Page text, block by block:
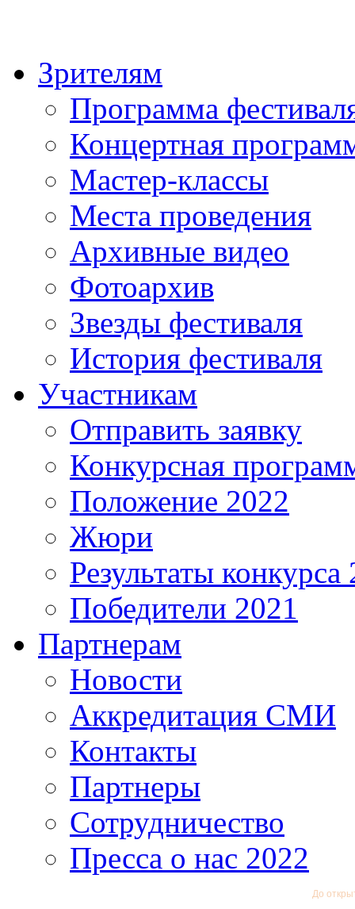
Зрителям
Программа
Концертная
Мастер-классы
Места проведения
Архивные видео
Фотоархив
Звезды фестиваля
История фестиваля
Участникам
Отправить заявку
Конкурсная
Положение 2022
Жюри
Результаты конкурса
Победители 2021
Партнерам
Новости
Аккредитация СМИ
Контакты
Партнеры
Сотрудничество
Пресса о нас 2022
До